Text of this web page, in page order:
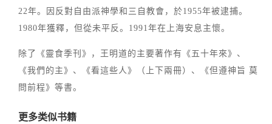
22年。因反對自由派神學和三自教會，於1955年被逮捕。
1980年獲釋，但從未平反。1991年在上海安息主懷。
除了《靈食季刊》，王明道的主要著作有《五十年來》、
《我們的主》、《看這些人》（上下兩冊）、《但遵神旨 莫
問前程》等書。
更多类似书籍